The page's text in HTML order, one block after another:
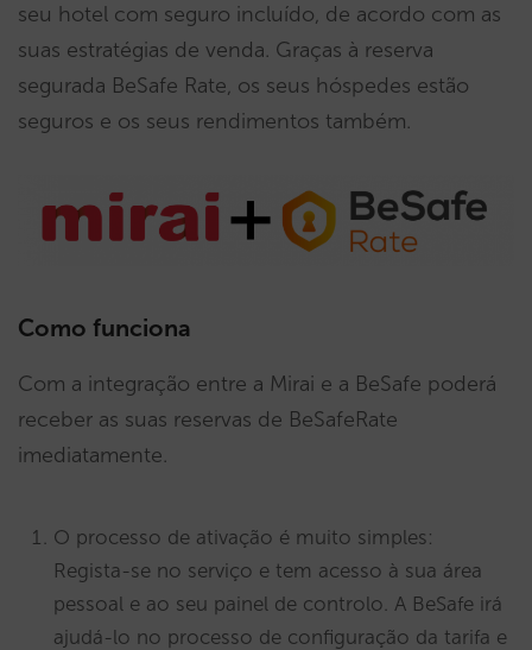
seu hotel com seguro incluído, de acordo com as
suas estratégias de venda. Graças à reserva
segurada BeSafe Rate, os seus hóspedes estão
seguros e os seus rendimentos também.
Como funciona
Com a integração entre a Mirai e a BeSafe poderá
receber as suas reservas de BeSafeRate
imediatamente.
O processo de ativação é muito simples:
Regista-se no serviço e tem acesso à sua área
pessoal e ao seu painel de controlo. A BeSafe irá
ajudá-lo no processo de configuração da tarifa e